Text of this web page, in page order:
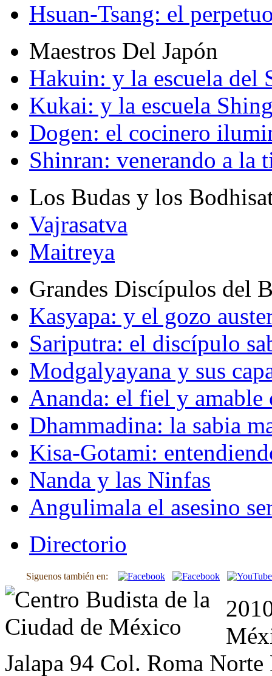
Hsuan-Tsang: el
Maestros Del Japón
Hakuin: y la escuela del
Kukai: y la escuela
Dogen: el cocinero
Shinran: venerando a la
Los Budas y los
Vajrasatva
Maitreya
Grandes Discípulos del
Kasyapa: y el gozo
Sariputra: el discípulo
Modgalyayana y sus
Ananda: el fiel y amable
Dhammadina: la sabia
Kisa-Gotami:
Nanda y las Ninfas
Angulimala el asesino
Directorio
Siguenos también en:
Jalapa 94 Col. Roma